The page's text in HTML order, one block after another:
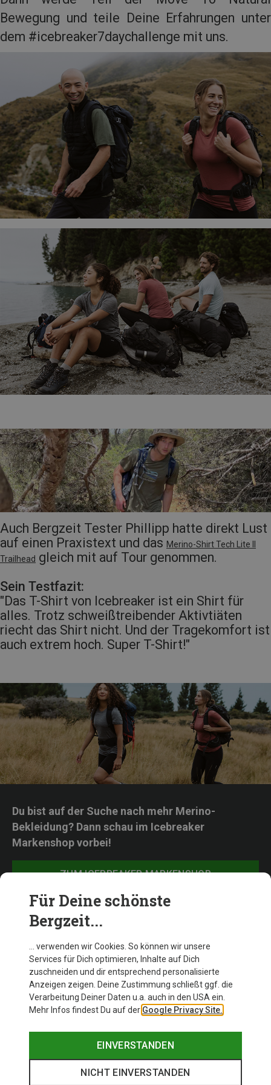
Bewegung und teile Deine Erfahrungen unter
dem #icebreaker7daychallenge mit uns.
Auch Bergzeit Tester Phillipp hatte direkt Lust
auf einen Praxistext und das Merino-Shirt Tech Lite II
Trailhead gleich mit auf Tour genommen.
Sein Testfazit:
"Das T-Shirt von Icebreaker ist ein Shirt für
alles. Trotz schweißtreibender Aktivtiäten
riecht das Shirt nicht. Und der Tragekomfort ist
auch extrem hoch. Super T-Shirt!"
Du bist auf der Suche nach mehr Merino-
Bekleidung? Dann schau im Icebreaker
Markenshop vorbei!
ZUM ICEBREAKER MARKENSHOP
Icebreaker Highlights
Für Deine schönste
Bergzeit...
… verwenden wir Cookies. So können wir unsere
Services für Dich optimieren, Inhalte auf Dich
zuschneiden und dir entsprechend personalisierte
Anzeigen zeigen. Deine Zustimmung schließt ggf. die
Verarbeitung Deiner Daten u.a. auch in den USA ein.
Mehr Infos findest Du auf der Google Privacy Site.
EINVERSTANDEN
NICHT EINVERSTANDEN